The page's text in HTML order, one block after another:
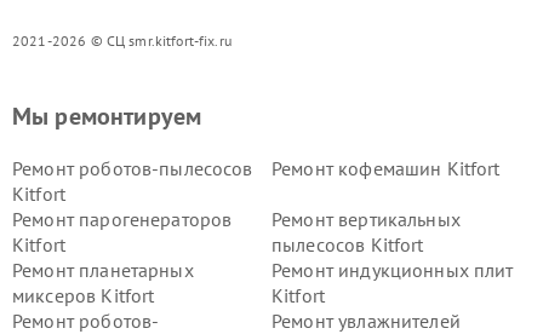
2021-2026 © СЦ smr.kitfort-fix.ru
Мы ремонтируем
Ремонт роботов-пылесосов
Kitfort
Ремонт кофемашин Kitfort
Ремонт парогенераторов
Kitfort
Ремонт вертикальных
пылесосов Kitfort
Ремонт планетарных
миксеров Kitfort
Ремонт индукционных плит
Kitfort
Ремонт роботов-
Ремонт увлажнителей